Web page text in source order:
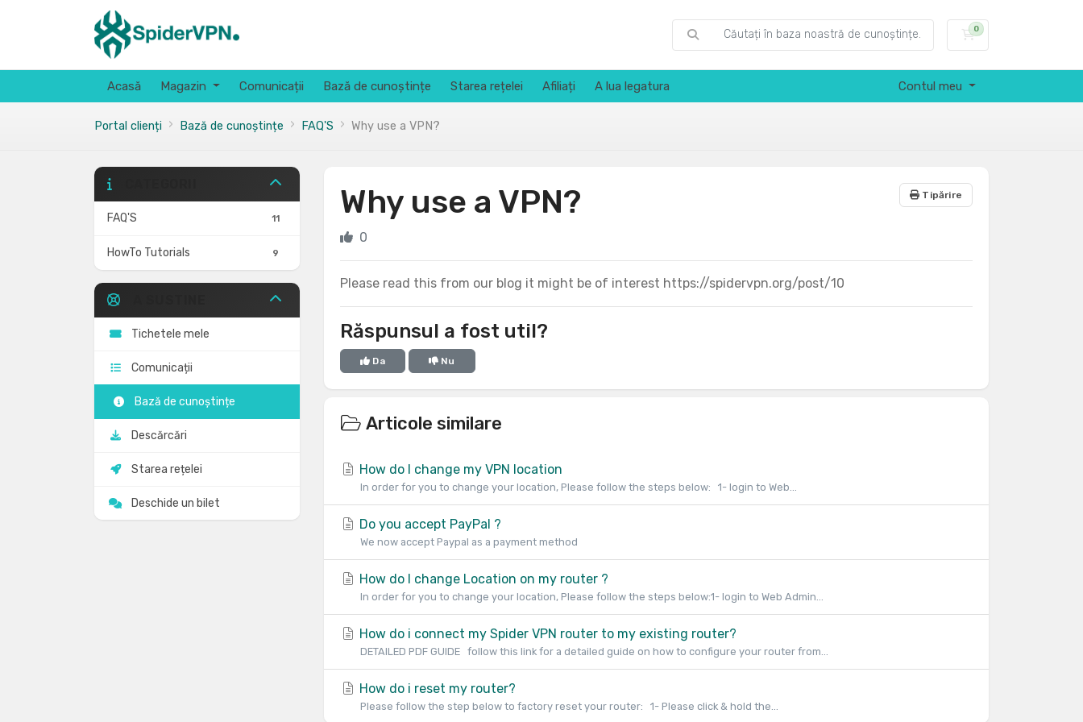
0
Coș de
Acasă Magazin Comunicații Bază de cunoștințe Starea rețelei Afiliați A lua legatura Contul meu
Portal clienți Bază de cunoștințe FAQ'S Why use a VPN?
FAQ'S 11
HowTo Tutorials 9
Tichetele mele
Comunicații
Bază de cunoștințe
Descărcări
Starea rețelei
Deschide un bilet
Why use a VPN? Tipărire
0
Please read this from our blog it might be of interest https://spidervpn.org/post/10
Răspunsul a fost util?
Da Nu
Articole similare
How do I change my VPN location
In order for you to change your location, Please follow the steps below: 1- login to Web...
Do you accept PayPal ?
We now accept Paypal as a payment method
How do I change Location on my router ?
In order for you to change your location, Please follow the steps below:1- login to Web Admin...
How do i connect my Spider VPN router to my existing router?
DETAILED PDF GUIDE follow this link for a detailed guide on how to configure your router from...
How do i reset my router?
Please follow the step below to factory reset your router: 1- Please click & hold the...